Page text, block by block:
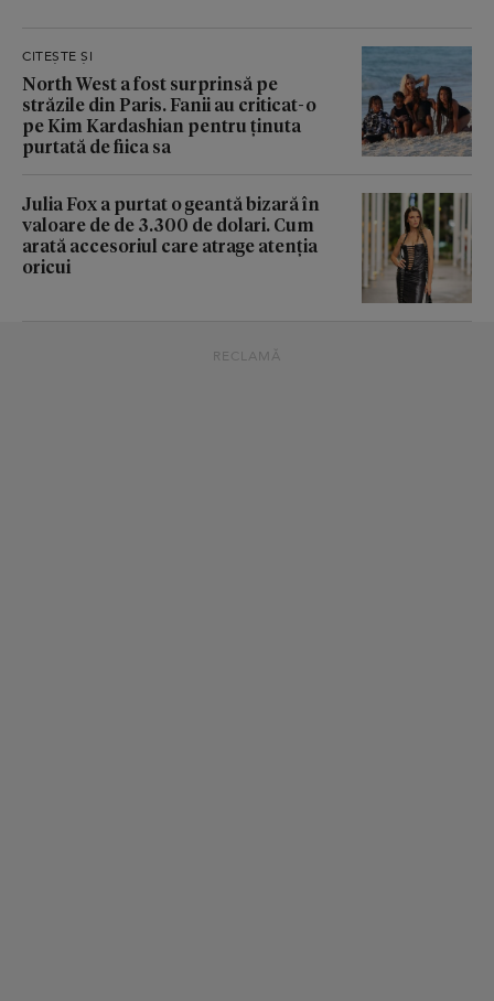
CITEȘTE ȘI
North West a fost surprinsă pe
străzile din Paris. Fanii au criticat-o
pe Kim Kardashian pentru ținuta
purtată de fiica sa
Julia Fox a purtat o geantă bizară în
valoare de de 3.300 de dolari. Cum
arată accesoriul care atrage atenția
oricui
RECLAMĂ